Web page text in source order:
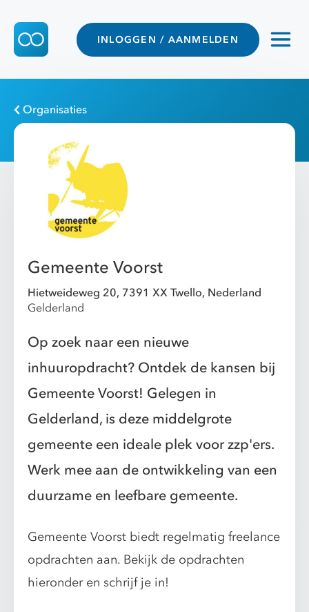
INLOGGEN / AANMELDEN
Organisaties
Gemeente Voorst
Hietweideweg 20, 7391 XX Twello, Nederland
Gelderland
Op zoek naar een nieuwe
inhuuropdracht? Ontdek de kansen bij
Gemeente Voorst! Gelegen in
Gelderland, is deze middelgrote
gemeente een ideale plek voor zzp'ers.
Werk mee aan de ontwikkeling van een
duurzame en leefbare gemeente.
Gemeente Voorst biedt regelmatig freelance
opdrachten aan. Bekijk de opdrachten
hieronder en schrijf je in!